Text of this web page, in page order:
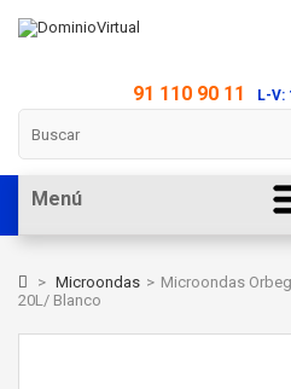
91 110 90 11 L-V:
Menú
> Microondas > Microondas
20L/ Blanco